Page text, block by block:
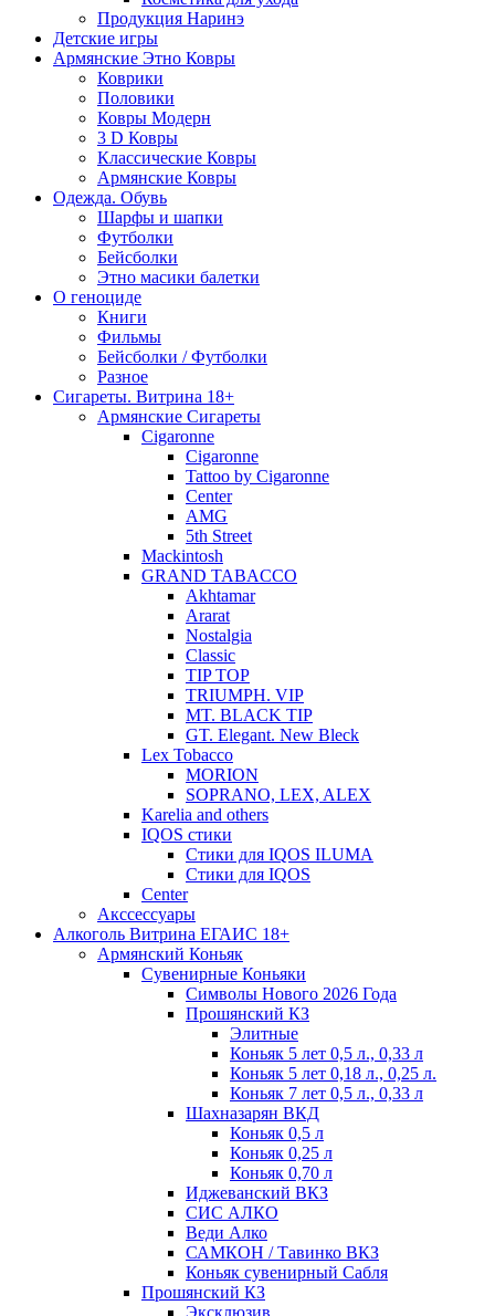
Продукция Наринэ
Детские игры
Армянские Этно Ковры
Коврики
Половики
Ковры Модерн
3 D Ковры
Классические Ковры
Армянские Ковры
Одежда. Обувь
Шарфы и шапки
Футболки
Бейсболки
Этно масики балетки
О геноциде
Книги
Фильмы
Бейсболки / Футболки
Разное
Сигареты. Витрина 18+
Армянские Сигареты
Cigaronne
Cigaronne
Tattoo by Cigaronne
Center
AMG
5th Street
Mackintosh
GRAND TABACCO
Akhtamar
Ararat
Nostalgia
Classic
TIP TOP
TRIUMPH. VIP
MT. BLACK TIP
GT. Elegant. New Bleck
Lex Tobacco
MORION
SOPRANO, LEX, ALEX
Karelia and others
IQOS стики
Стики для IQOS ILUMA
Стики для IQOS
Сenter
Акссессуары
Алкоголь Витрина ЕГАИС 18+
Армянский Коньяк
Сувенирные Коньяки
Символы Нового 2026 Года
Прошянский КЗ
Элитные
Коньяк 5 лет 0,5 л., 0,33 л
Коньяк 5 лет 0,18 л., 0,25 л.
Коньяк 7 лет 0,5 л., 0,33 л
Шахназарян ВКД
Коньяк 0,5 л
Коньяк 0,25 л
Коньяк 0,70 л
Иджеванский ВКЗ
СИС АЛКО
Веди Алко
САМКОН / Тавинко ВКЗ
Коньяк сувенирный Сабля
Прошянский КЗ
Эксклюзив